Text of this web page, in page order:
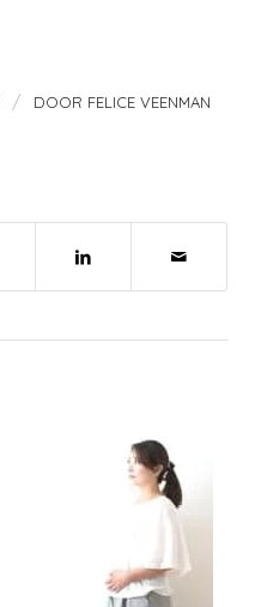
/ DOOR FELICE VEENMAN